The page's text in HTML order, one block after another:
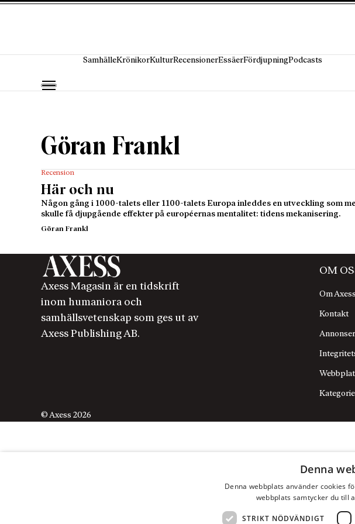
SamhälleKrönikorKulturRecensionerEssäerFördjupningPodcasts
Göran Frankl
Recension
Här och nu
Någon gång i 1000-talets eller 1100-talets Europa inleddes en utveckling som
skulle få djupgående effekter på européernas mentalitet: tidens mekanisering.
Göran Frankl
Axess Magasin är en tidskrift
inom humaniora och
samhällsvetenskap som ges ut av
Axess Publishing AB.
OM
Om Axess
Kontakt
© Axess 2026
Denna
Denna webbplats använder cookies
webbplats samtycker du till
STRIKT NÖDVÄNDIGT